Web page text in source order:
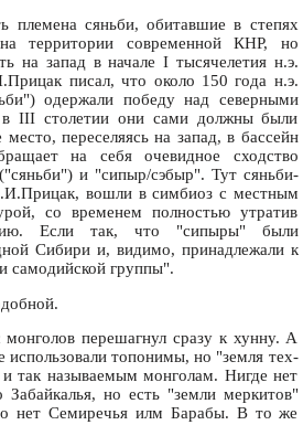
племена сяньби, обитавшие в степях
территории современной КНР, но
на запад в начале I тысячелетия н.э.
писал, что около 150 года н.э.
одержали победу над северными
III столетии они сами должны были
место, переселяясь на запад, в бассейн
на себя очевидное сходство
и "сипыр/сэбыр". Тут сяньби-
вошли в симбиоз с местным
со временем полностью утратив
Если так, что "сипыры" были
Сибири и, видимо, принадлежали к
самодийской группы".
перешагнул сразу к хунну. А
топонимы, но "земля тех-
так называемым монголам. Нигде нет
Забайкалья, но есть "земли меркитов"
нет Семиречья илм Барабы. В то же